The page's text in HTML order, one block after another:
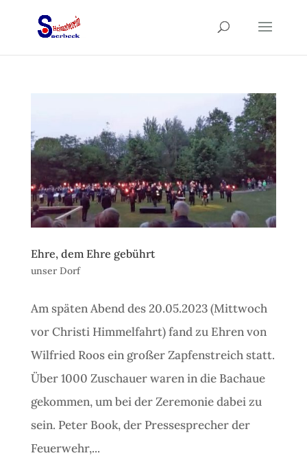
Ehre, dem Ehre gebührt
unser Dorf
Am späten Abend des 20.05.2023 (Mittwoch
vor Christi Himmelfahrt) fand zu Ehren von
Wilfried Roos ein großer Zapfenstreich statt.
Über 1000 Zuschauer waren in die Bachaue
gekommen, um bei der Zeremonie dabei zu
sein. Peter Book, der Pressesprecher der
Feuerwehr,...